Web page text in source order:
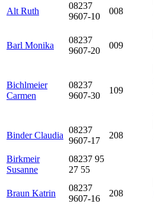
Alt Ruth
08237
9607-10
008
Barl Monika
08237
9607-20
009
Bichlmeier
Carmen
08237
9607-30
109
Binder Claudia
08237
9607-17
208
Birkmeir
Susanne
08237 95
27 55
Braun Katrin
08237
9607-16
208